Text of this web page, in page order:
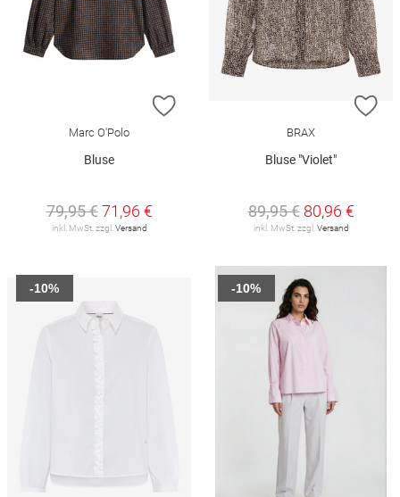
ZUR WUNSCHLISTE HINZUFÜGEN
Marc O'Polo
Bluse
79,95 € 71,96 €
inkl. MwSt. zzgl.Versand
BRAX
Bluse "Violet"
89,95 € 80,96 €
inkl. MwSt. zzgl.Versand
-10% -10%